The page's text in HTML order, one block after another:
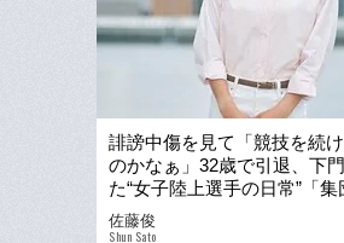
誹謗中傷を見て「競技を続
のかなぁ」32歳で引退、下
た“女子陸上選手の日常”「
ナプキンが落ちて…」
佐藤俊
Shun Sato